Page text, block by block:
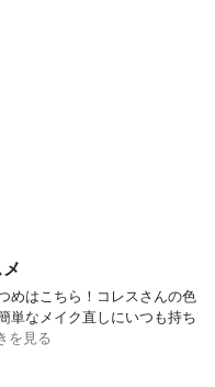
めはこちら！コレスさんの色
単なメイク直しにいつも持ち
を見る